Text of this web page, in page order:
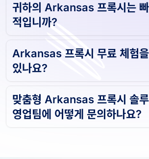
귀하의 Arkansas 프록시는
적입니까?
Arkansas 프록시 무료 체험
있나요?
맞춤형 Arkansas 프록시 솔루
영업팀에 어떻게 문의하나요?